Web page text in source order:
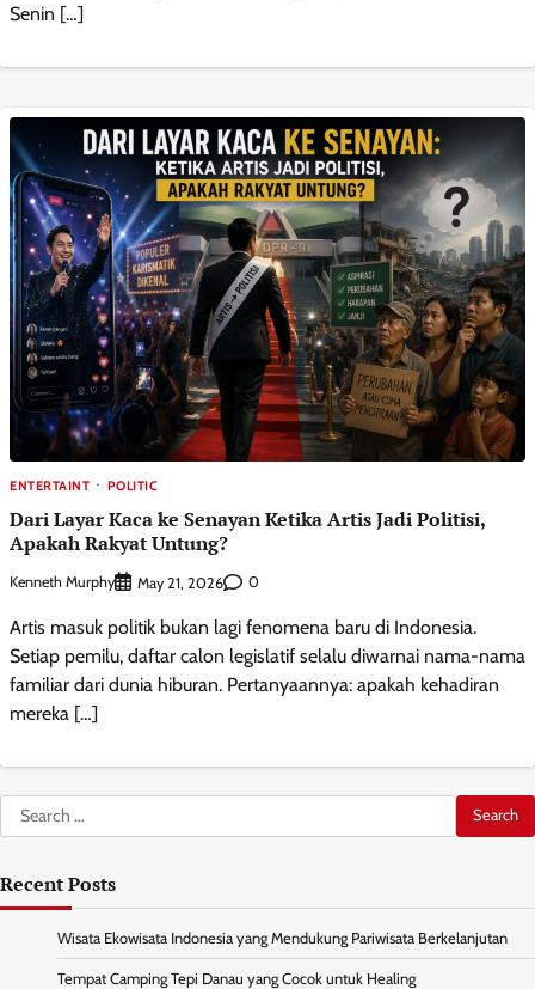
Senin […]
ENTERTAINT POLITIC
Dari Layar Kaca ke Senayan Ketika Artis Jadi Politisi,
Apakah Rakyat Untung?
Kenneth Murphy May 21, 2026 0
Artis masuk politik bukan lagi fenomena baru di Indonesia.
Setiap pemilu, daftar calon legislatif selalu diwarnai nama-nama
familiar dari dunia hiburan. Pertanyaannya: apakah kehadiran
mereka […]
Search
for:
Recent Posts
Wisata Ekowisata Indonesia yang Mendukung Pariwisata Berkelanjutan
Tempat Camping Tepi Danau yang Cocok untuk Healing